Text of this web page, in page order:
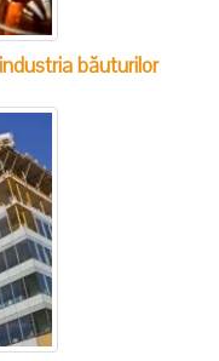
băuturilor